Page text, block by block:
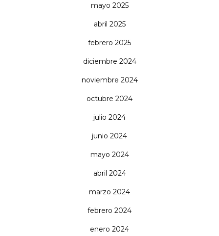
mayo 2025
abril 2025
febrero 2025
diciembre 2024
noviembre 2024
octubre 2024
julio 2024
junio 2024
mayo 2024
abril 2024
marzo 2024
febrero 2024
enero 2024